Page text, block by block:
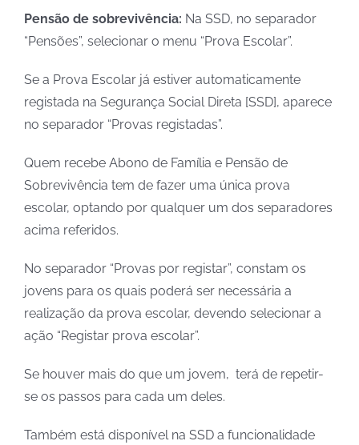
Pensão de sobrevivência: Na SSD, no separador
“Pensões”, selecionar o menu “Prova Escolar”.
Se a Prova Escolar já estiver automaticamente
registada na Segurança Social Direta [SSD], aparece
no separador “Provas registadas”.
Quem recebe Abono de Família e Pensão de
Sobrevivência tem de fazer uma única prova
escolar, optando por qualquer um dos separadores
acima referidos.
No separador “Provas por registar”, constam os
jovens para os quais poderá ser necessária a
realização da prova escolar, devendo selecionar a
ação “Registar prova escolar”.
Se houver mais do que um jovem, terá de repetir-
se os passos para cada um deles.
Também está disponível na SSD a funcionalidade